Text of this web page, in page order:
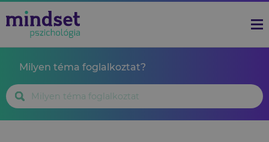
Milyen téma foglalkoztat?